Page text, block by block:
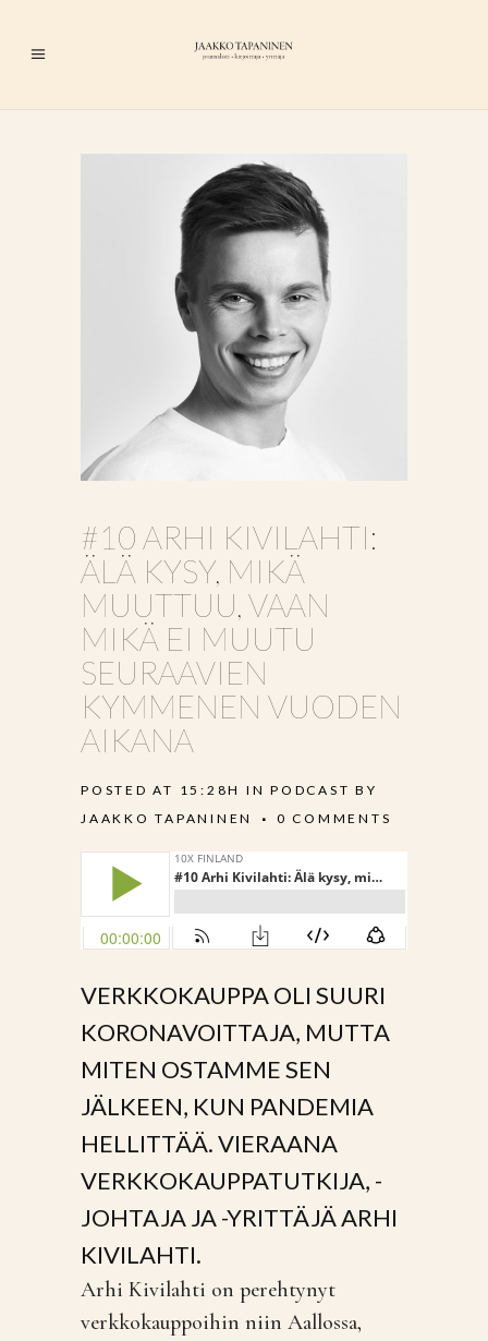
#10 ARHI KIVILAHTI:
ÄLÄ KYSY, MIKÄ
MUUTTUU, VAAN
MIKÄ EI MUUTU
SEURAAVIEN
KYMMENEN VUODEN
AIKANA
POSTED AT 15:28H INPODCAST BY
JAAKKO TAPANINEN
0 COMMENTS
VERKKOKAUPPA OLI SUURI
KORONAVOITTAJA, MUTTA
MITEN OSTAMME SEN
JÄLKEEN, KUN PANDEMIA
HELLITTÄÄ. VIERAANA
VERKKOKAUPPATUTKIJA, -
JOHTAJA JA -YRITTÄJÄ ARHI
KIVILAHTI.
Arhi Kivilahti on perehtynyt
verkkokauppoihin niin Aallossa,